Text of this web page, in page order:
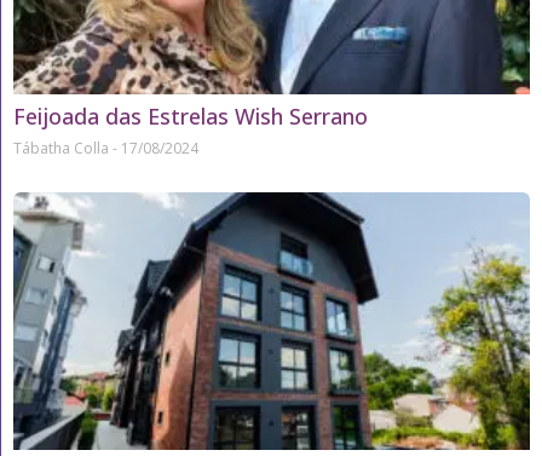
Feijoada das Estrelas Wish Serrano
Tábatha Colla 17/08/2024